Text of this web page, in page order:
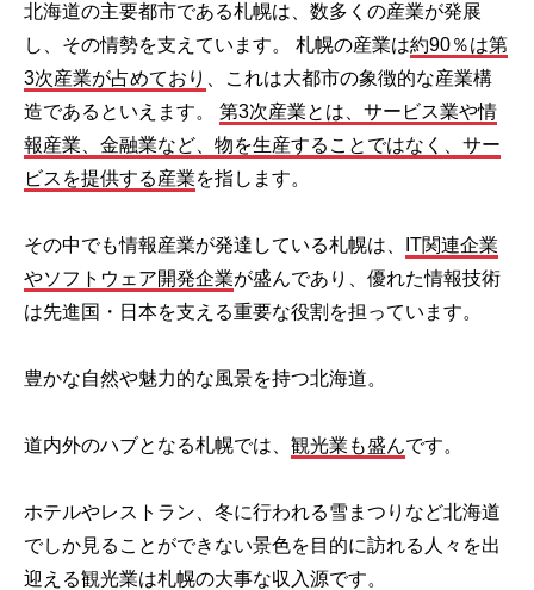
北海道の主要都市である札幌は、数多くの産業が発展
し、その情勢を支えています。 札幌の産業は約90％は第
3次産業が占めており
、これは大都市の象徴的な産業構
造であるといえます。 第3次産業とは、サービス業や情
報産業、金融業など、物を生産することではなく、サー
ビスを提供する産業を指します。
その中でも情報産業が発達している札幌は、
IT関連企業
やソフトウェア開発企業が盛んであり、優れた情報技術
は先進国・日本を支える重要な役割を担っています。
豊かな自然や魅力的な風景を持つ北海道。
道内外のハブとなる札幌では、 観光業も盛んです。
ホテルやレストラン、冬に行われる雪まつりなど北海道
でしか見ることができない景色を目的に訪れる人々を出
迎える観光業は札幌の大事な収入源です。